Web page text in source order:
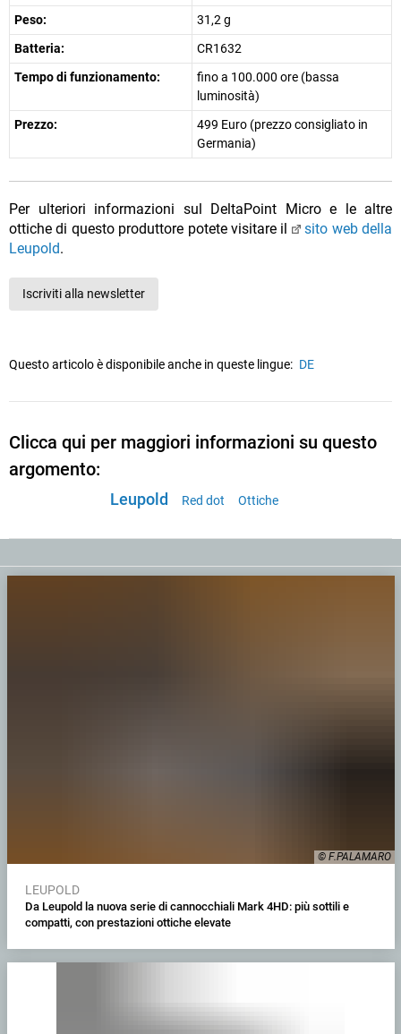
Peso:
31,2 g
Batteria:
CR1632
Tempo di funzionamento:
fino a 100.000 ore (bassa
luminosità)
Prezzo:
499 Euro (prezzo consigliato in
Germania)
Per ulteriori informazioni sul DeltaPoint Micro e le altre
ottiche di questo produttore potete visitare il
sito web della
Leupold.
Iscriviti alla newsletter
Questo articolo è disponibile anche in queste lingue: DE
Clicca qui per maggiori informazioni su questo
argomento:
Leupold Red dot Ottiche
© F.PALAMARO
LEUPOLD
Da Leupold la nuova serie di cannocchiali Mark 4HD: più sottili e
compatti, con prestazioni ottiche elevate